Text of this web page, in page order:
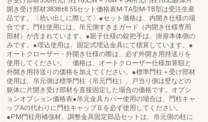
開き受け部材3838±8.55セット価格表M-TA型M-TB型は受注生産
品です。〔拾い出しに際して〕●セット価格は、内開き仕様の場
合です。門柱使用には、吊元側すきまガード（内開き仕様専用
部材）が含まれています。●親子仕様の錠把手は、掛扉本体側の
みです。●埋込使用は、固定式埋込金具にて積算しています。●
オートクローザー・外開き仕様の際は、必ず外開き用持送りを
使用してください。 価格は、オートクローザー仕様加算額と
外開き用持送りの価格を加えてください。●標準門柱＋受け部材
使用は、吊元側は標準門柱（吊元門柱）、戸当り側は壁などの
躯体に片開き受け部材を直接固定した場合の価格です。オプシ
ョンオプション価格表●吊元金具カバー使用の場合は、門柱キャ
ップAの代わりに門柱キャップＢを必ず使用してください。
●PM門柱用補強材、調整金具固定部品セットは、吊元側の柱に